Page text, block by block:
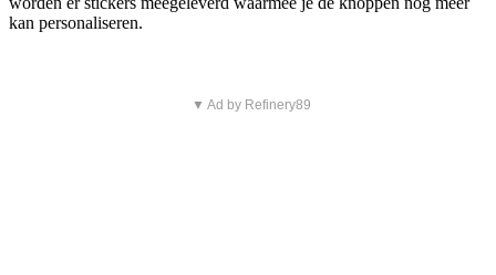
kan personaliseren.
▼ Ad by Refinery89